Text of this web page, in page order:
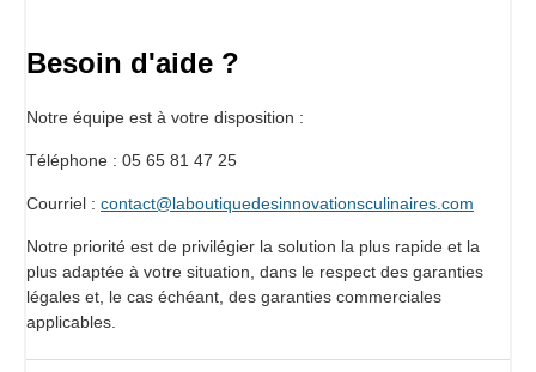
Besoin d'aide ?
Notre équipe est à votre disposition :
Téléphone : 05 65 81 47 25
Courriel : contact@laboutiquedesinnovationsculinaires.com
Notre priorité est de privilégier la solution la plus rapide et la
plus adaptée à votre situation, dans le respect des garanties
légales et, le cas échéant, des garanties commerciales
applicables.